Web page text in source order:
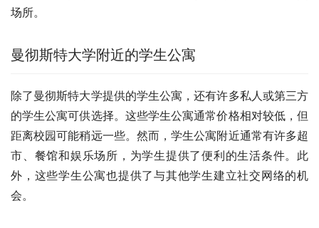
场所。
曼彻斯特大学附近的学生公寓
除了曼彻斯特大学提供的学生公寓，还有许多私人或第三方
的学生公寓可供选择。这些学生公寓通常价格相对较低，但
距离校园可能稍远一些。然而，学生公寓附近通常有许多超
市、餐馆和娱乐场所，为学生提供了便利的生活条件。此
外，这些学生公寓也提供了与其他学生建立社交网络的机
会。